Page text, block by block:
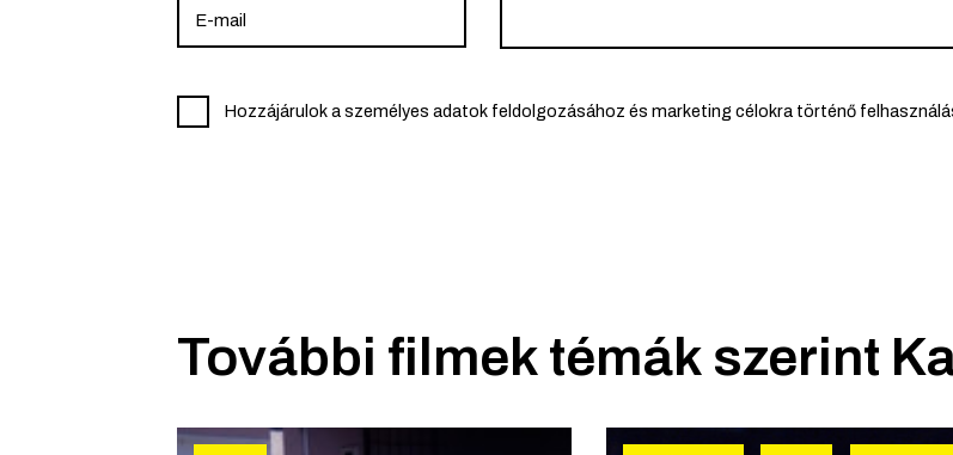
Hozzájárulok a személyes adatok feldolgozásához és marketing célokra történő
További filmek témák szerint